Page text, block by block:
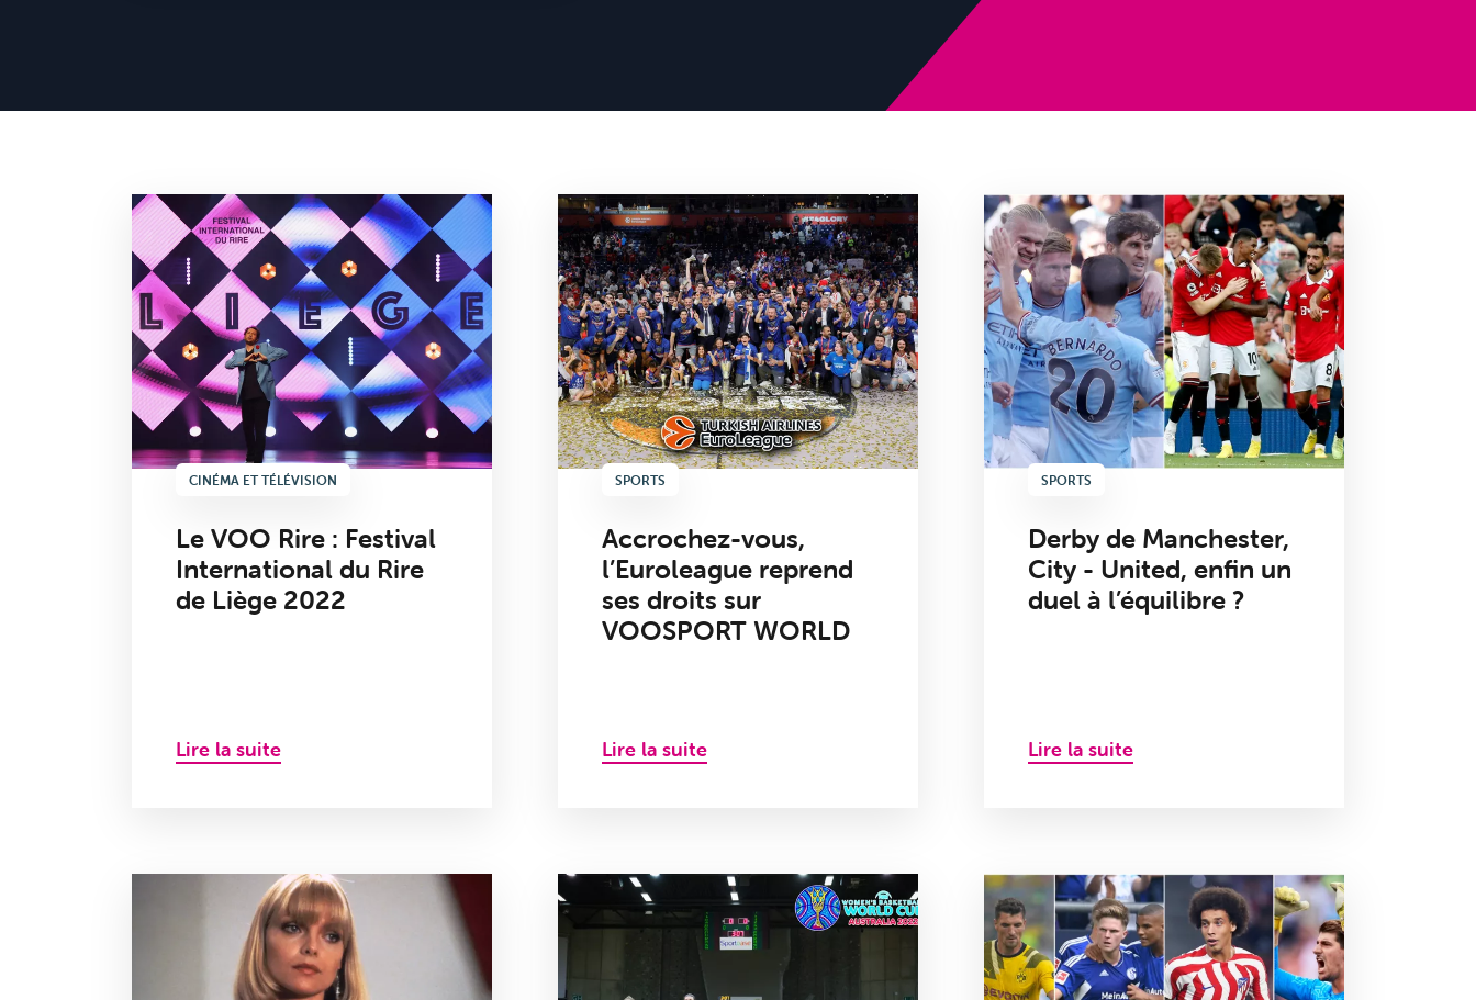
S'organiser au quotidien
Sports
CINÉMA ET TÉLÉVISION
Le VOO Rire : Festival
International du Rire
de Liège 2022
Lire la suite
SPORTS
Accrochez-vous,
l’Euroleague reprend
ses droits sur
VOOSPORT WORLD
Lire la suite
SPORTS
Derby de Manchester,
City - United, enfin un
duel à l’équilibre ?
Lire la suite